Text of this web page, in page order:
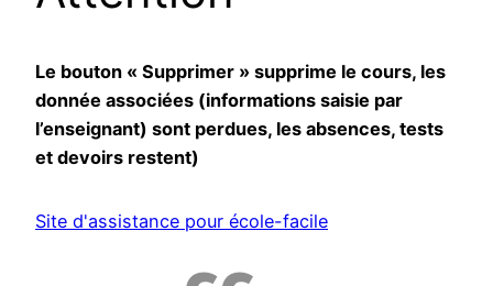
Le bouton « Supprimer » supprime le cours, les
donnée associées (informations saisie par
l’enseignant) sont perdues, les absences, tests
et devoirs restent)
Site d'assistance pour école-facile